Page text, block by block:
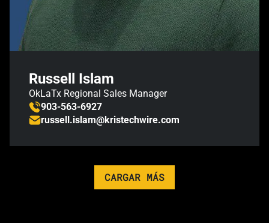
Russell Islam
OkLaTx Regional Sales Manager
903-563-6927
russell.islam@kristechwire.com
CARGAR MÁS